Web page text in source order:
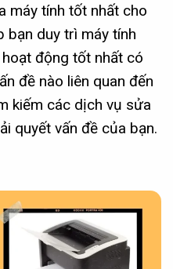
máy tính tốt nhất cho
bạn duy trì máy tính
động tốt nhất có
đề nào liên quan đến
kiếm các dịch vụ sửa
quyết vấn đề của bạn.